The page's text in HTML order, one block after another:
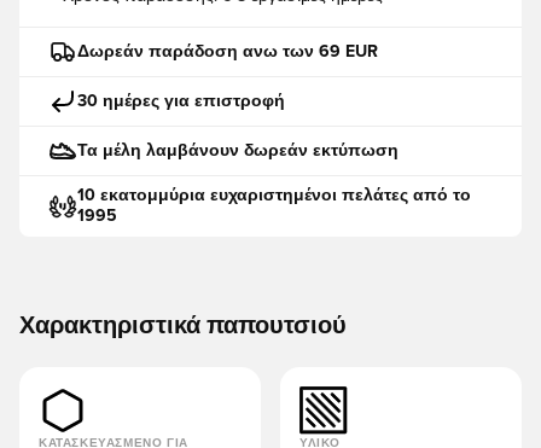
Δωρεάν παράδοση ανω των 69 EUR
30 ημέρες για επιστροφή
Τα μέλη λαμβάνουν δωρεάν εκτύπωση
10 εκατομμύρια ευχαριστημένοι πελάτες από το
1995
Χαρακτηριστικά παπουτσιού
ΚΑΤΑΣΚΕΥΑΣΜΈΝΟ ΓΙΑ ΥΛΙΚΌ